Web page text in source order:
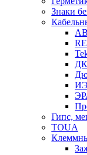
Знаки
Гипс,
TOUA